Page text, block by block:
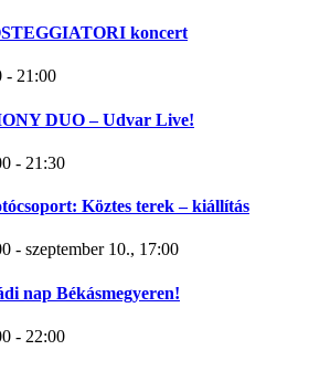
koncert
- 21:00
DUO – Udvar Live!
- 21:30
Köztes terek – kiállítás
- szeptember 10., 17:00
nap Békásmegyeren!
- 22:00